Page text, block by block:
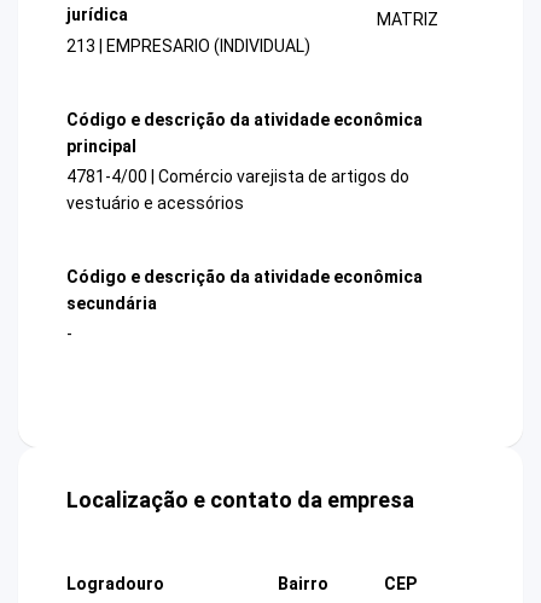
jurídica
213 | EMPRESARIO (INDIVIDUAL)
MATRIZ
Código e descrição da atividade econômica
principal
4781-4/00 | Comércio varejista de artigos do
vestuário e acessórios
Código e descrição da atividade econômica
secundária
-
Localização e contato da empresa
Logradouro
Bairro
CEP